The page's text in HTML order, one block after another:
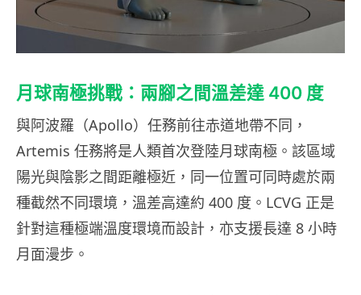
月球南極挑戰：兩腳之間溫差達 400 度
與阿波羅（Apollo）任務前往赤道地帶不同，
Artemis 任務將是人類首次登陸月球南極。該區域
陽光與陰影之間距離極近，同一位置可同時處於兩
種截然不同環境，溫差高達約 400 度。LCVG 正是
針對這種極端溫度環境而設計，亦支援長達 8 小時
月面漫步。